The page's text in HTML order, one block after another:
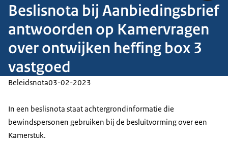
Beslisnota bij Aanbiedingsbrief
antwoorden op Kamervragen
over ontwijken heffing box 3
vastgoed
Beleidsnota03-02-2023
In een beslisnota staat achtergrondinformatie die
bewindspersonen gebruiken bij de besluitvorming over een
Kamerstuk.